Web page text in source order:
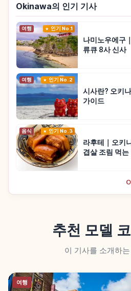
Okinawa의 인기 기사
여행 인기 No.1
나미노우에구
류큐 8사 신사
여행 인기 No.2
시사란? 오키
가이드
음식 인기 No.3
라후테｜오키
겹살 조림 먹는
추천 모델
이 기사를 소개하
여행